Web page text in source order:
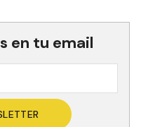
en tu email